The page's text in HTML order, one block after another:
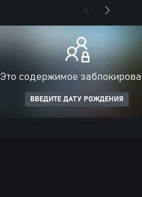
Это содержимое
ВВЕДИТЕ ДАТУ РОЖДЕНИЯ